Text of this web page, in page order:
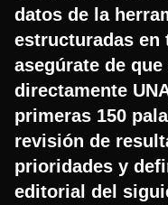
datos de la
estructuradas en
asegúrate de
directamente
primeras 150
revisión de
prioridades y
editorial del